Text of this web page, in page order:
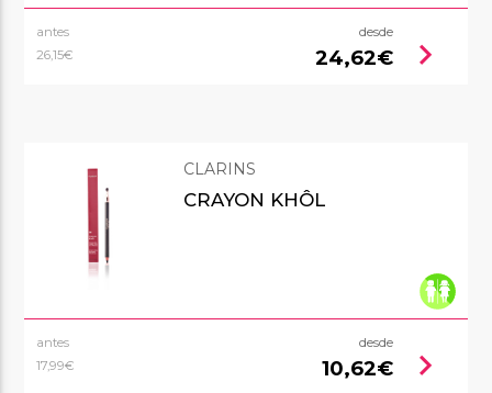
antes
26,15€
desde
24,62€ chevron_right
CLARINS
CRAYON KHÔL
antes
17,99€
desde
10,62€ chevron_right